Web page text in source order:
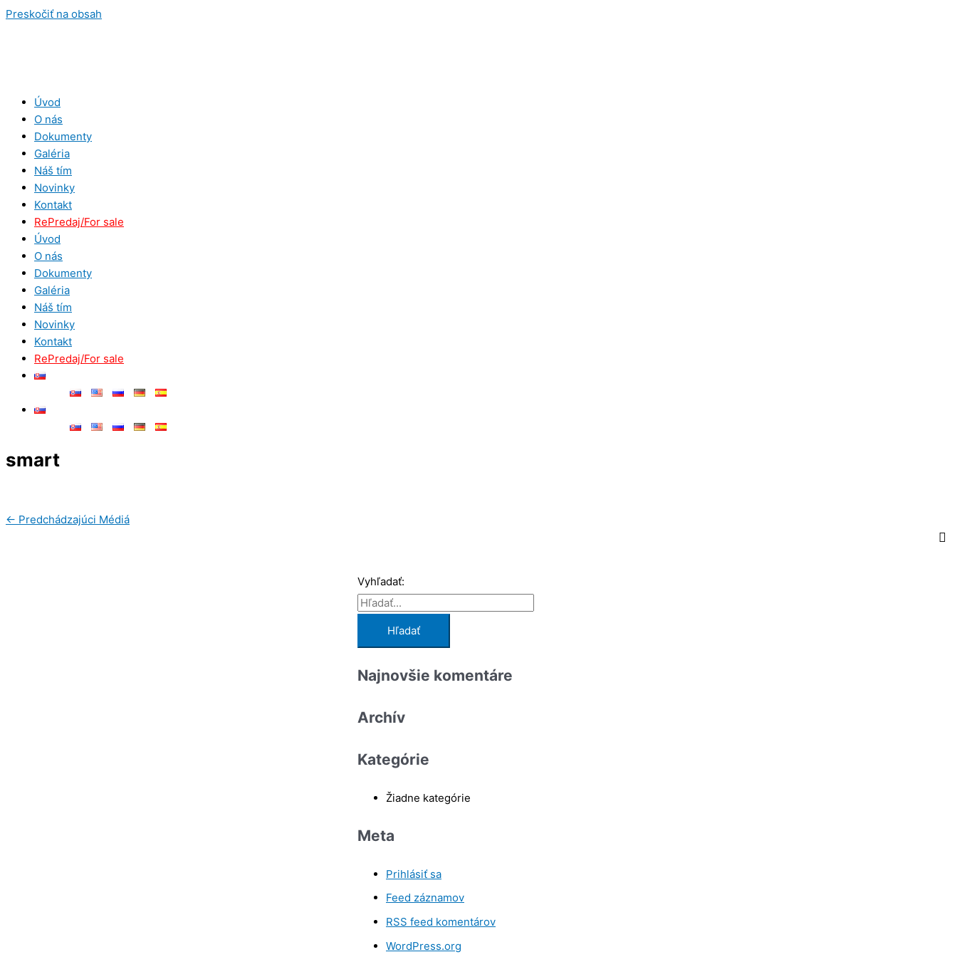
Preskočiť na obsah
Úvod
O nás
Dokumenty
Galéria
Náš tím
Novinky
Kontakt
RePredaj/For sale
Úvod
O nás
Dokumenty
Galéria
Náš tím
Novinky
Kontakt
RePredaj/For sale
smart
← Predchádzajúci Médiá
Vyhľadať:
Najnovšie komentáre
Archív
Kategórie
Žiadne kategórie
Meta
Prihlásiť sa
Feed záznamov
RSS feed komentárov
WordPress.org